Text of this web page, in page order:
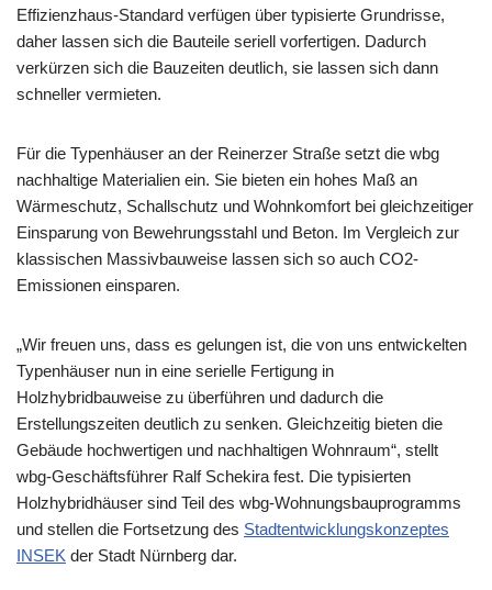
Effizienzhaus-Standard verfügen über typisierte Grundrisse,
daher lassen sich die Bauteile seriell vorfertigen. Dadurch
verkürzen sich die Bauzeiten deutlich, sie lassen sich dann
schneller vermieten.
Für die Typenhäuser an der Reinerzer Straße setzt die wbg
nachhaltige Materialien ein. Sie bieten ein hohes Maß an
Wärmeschutz, Schallschutz und Wohnkomfort bei gleichzeitiger
Einsparung von Bewehrungsstahl und Beton. Im Vergleich zur
klassischen Massivbauweise lassen sich so auch CO2-
Emissionen einsparen.
„Wir freuen uns, dass es gelungen ist, die von uns entwickelten
Typenhäuser nun in eine serielle Fertigung in
Holzhybridbauweise zu überführen und dadurch die
Erstellungszeiten deutlich zu senken. Gleichzeitig bieten die
Gebäude hochwertigen und nachhaltigen Wohnraum“, stellt
wbg-Geschäftsführer Ralf Schekira fest. Die typisierten
Holzhybridhäuser sind Teil des wbg-Wohnungsbauprogramms
und stellen die Fortsetzung des Stadtentwicklungskonzeptes
INSEK der Stadt Nürnberg dar.